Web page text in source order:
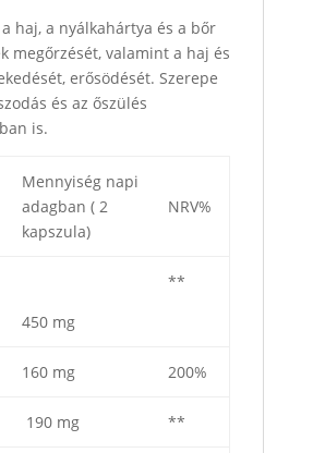
haj, a nyálkahártya és a bőr
megőrzését, valamint a haj és
erősödését. Szerepe
és az őszülés
is.
Mennyiség napi
adagban ( 2
kapszula)
NRV%
450 mg
**
160 mg 200%
190 mg **